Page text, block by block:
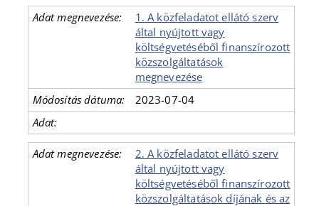
1. A közfeladatot ellátó szerv
által nyújtott vagy
költségvetéséből finanszírozott
közszolgáltatások
megnevezése
2023-07-04
2. A közfeladatot ellátó szerv
által nyújtott vagy
költségvetéséből finanszírozott
közszolgáltatások díjának és az